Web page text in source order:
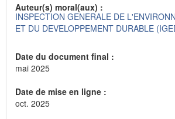
Auteur(s) moral(aux) :
INSPECTION GENERALE DE
ET DU DEVELOPPEMENT DURABLE
Date du document final :
mai 2025
Date de mise en ligne :
oct. 2025